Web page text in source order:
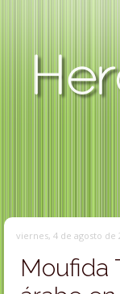
viernes, 4 de agosto de
Moufida